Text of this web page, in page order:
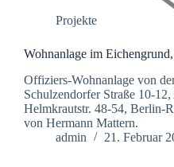
Projekte
Wohnanlage im
Offiziers-Wohnanlage von
Schulzendorfer Straße 10-
Helmkrautstr. 48-54, Berlin-
von Hermann Mattern.
admin
21. Februar